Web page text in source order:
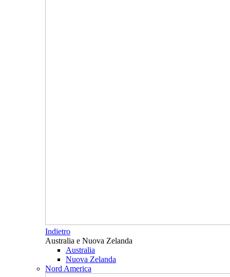
Indietro
Australia e Nuova Zelanda
Australia
Nuova Zelanda
Nord America